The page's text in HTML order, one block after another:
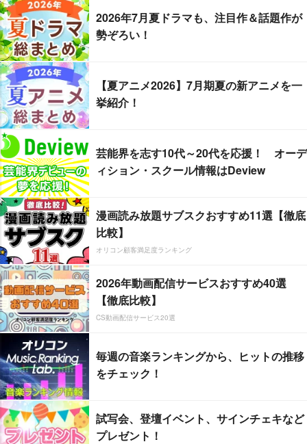
2026年7月夏ドラマも、注目作＆話題作が
勢ぞろい！
【夏アニメ2026】7月期夏の新アニメを一
挙紹介！
芸能界を志す10代～20代を応援！ オーデ
ィション・スクール情報はDeview
漫画読み放題サブスクおすすめ11選【徹底
比較】
オリコン顧客満足度ランキング
2026年動画配信サービスおすすめ40選
【徹底比較】
CS動画配信サービス20選
毎週の音楽ランキングから、ヒットの推移
をチェック！
試写会、登壇イベント、サインチェキなど
プレゼント！